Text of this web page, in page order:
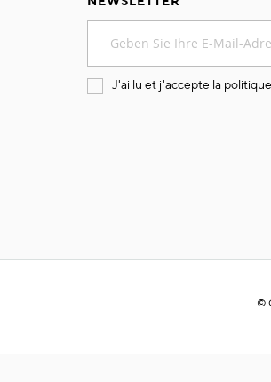
sich
für
J'ai lu et j'accepte la
©